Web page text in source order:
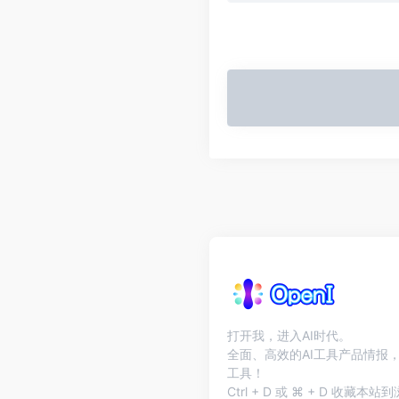
打开我，进入AI时代。
全面、高效的AI工具产品情报
工具！
Ctrl + D 或 ⌘ + D 收藏本站到